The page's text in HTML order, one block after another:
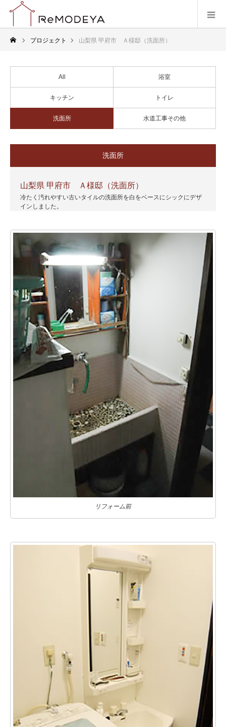
プロジェクト 山梨県 甲府市 Ａ様邸（洗面所）
All 浴室
キッチン トイレ
洗面所 水道工事その他
洗面所
山梨県 甲府市 Ａ様邸（洗面所）
冷たく汚れやすい古いタイルの洗面所を白をベースにシックにデザ
インしました。
リフォーム前